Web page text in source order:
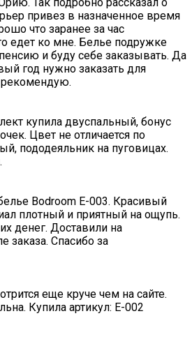
привез в назначенное время
что заранее за час
едет ко мне. Белье подружке
и буду себе заказывать. Да
год нужно заказать для
купила двуспальный, бонус
Цвет не отличается по
пододеяльник на пуговицах.
Bodroom E-003. Красивый
плотный и приятный на ощупь.
денег. Доставили на
заказа. Спасибо за
еще круче чем на сайте.
Купила артикул: E-002